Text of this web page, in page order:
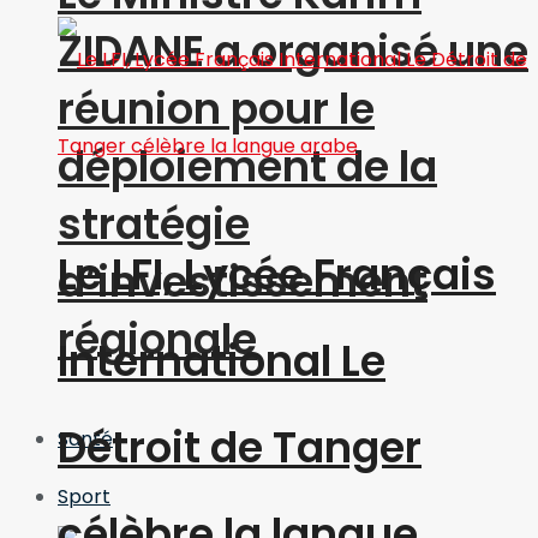
ZIDANE a organisé une
réunion pour le
déploiement de la
stratégie
d’investissement
régionale
Santé
Sport
Le LFI, Lycée Français
International Le
Détroit de Tanger